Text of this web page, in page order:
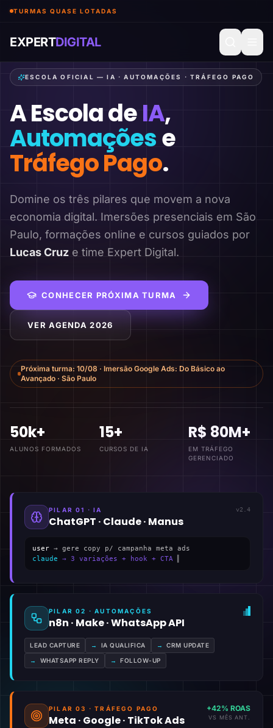
TURMAS QUASE LOTADAS
EXPERTDIGITAL
ESCOLA OFICIAL — IA · AUTOMAÇÕES · TRÁFEGO PAGO
A Escola deIA,
Automaçõese
Tráfego Pago.
Domine os três pilares que movem a nova
economia digital. Imersões presenciais em São
Paulo, formações online e cursos guiados por
Lucas Cruz e time Expert Digital.
CONHECER PRÓXIMA TURMA
VER AGENDA 2026
Próxima turma: 10/08 · Imersão Google Ads: Do Básico ao
Avançado · São Paulo
50k+
ALUNOS FORMADOS
15+
CURSOS DE IA
R$ 80M+
EM TRÁFEGO
GERENCIADO
PILAR 01 · IA
ChatGPT · Claude · Manus
v2.4
user → gere copy p/ campanha meta ads
claude → 3 variações + hook + CTA
PILAR 02 · AUTOMAÇÕES
n8n · Make · WhatsApp API
LEAD CAPTURE → IA QUALIFICA → CRM UPDATE
→ WHATSAPP REPLY → FOLLOW-UP
PILAR 03 · TRÁFEGO PAGO
Meta · Google · TikTok Ads
+42% ROAS
VS MÊS ANT.